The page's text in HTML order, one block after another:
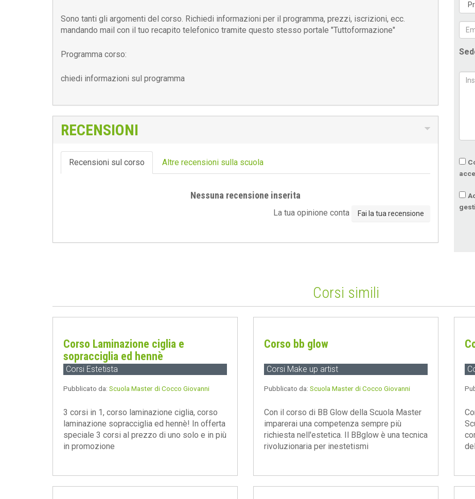
Sono tanti gli argomenti del corso. Richiedi informazioni per il programma, prezzi, iscrizioni, ecc.
mandando mail con il tuo recapito telefonico tramite questo stesso portale "Tuttoformazione"
Programma corso:
chiedi informazioni sul programma
RECENSIONI
Recensioni sul corso Altre recensioni sulla scuola
Nessuna recensione inserita
La tua opinione conta Fai la tua recensione
Corsi simili
Corso Laminazione ciglia e
sopracciglia ed hennè
Corsi Estetista
Pubblicato da: Scuola Master di Cocco Giovanni
3 corsi in 1, corso laminazione ciglia, corso
laminazione sopracciglia ed hennè! In offerta
speciale 3 corsi al prezzo di uno solo e in più
in promozione
Corso bb glow
Corsi Make up artist
Pubblicato da: Scuola Master di Cocco Giovanni
Con il corso di BB Glow della Scuola Master
imparerai una competenza sempre più
richiesta nell'estetica. Il BBglow è una tecnica
rivoluzionaria per inestetismi